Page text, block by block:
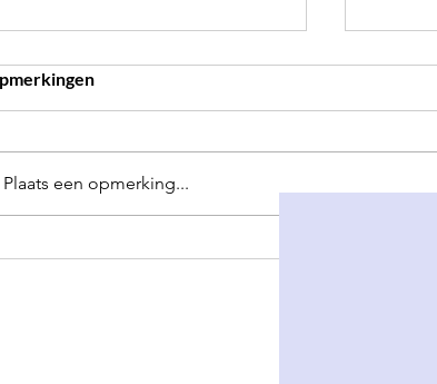
Plaats een opmerking...